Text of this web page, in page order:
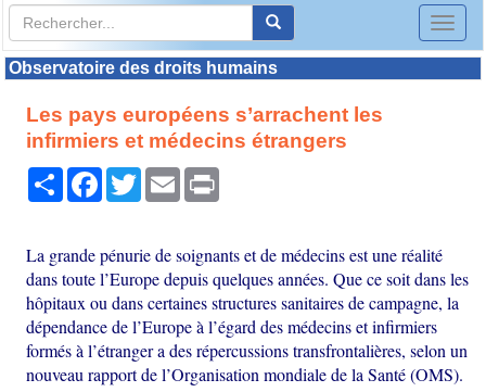
Toggle
Observatoire des droits humains
Les pays européens s’arrachent les
infirmiers et médecins étrangers
PartagerFacebook
TwitterEmail
La grande pénurie de soignants et de médecins est une réalité
dans toute l’Europe depuis quelques années. Que ce soit dans les
hôpitaux ou dans certaines structures sanitaires de campagne, la
dépendance de l’Europe à l’égard des médecins et infirmiers
formés à l’étranger a des répercussions transfrontalières, selon un
nouveau rapport de l’Organisation mondiale de la Santé (OMS).